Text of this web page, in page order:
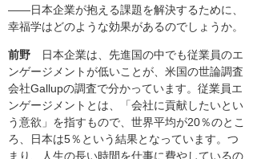
――日本企業が抱える課題を解決するために、
幸福学はどのような効果があるのでしょうか。
前野 日本企業は、先進国の中でも従業員のエ
ンゲージメントが低いことが、米国の世論調査
会社Gallupの調査で分かっています。従業員エ
ンゲージメントとは、「会社に貢献したいとい
う意欲」を指すもので、世界平均が20％のとこ
ろ、日本は5％という結果となっています。つ
まり、人生の長い時間を仕事に費やしているの